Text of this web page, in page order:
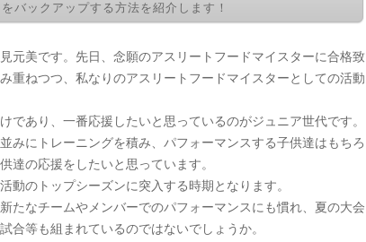
バックアップする方法を紹介します！
美です。先日、念願のアスリートフードマイスターに合格致
重ねつつ、私なりのアスリートフードマイスターとしての活動
であり、一番応援したいと思っているのがジュニア世代です。
みにトレーニングを積み、パフォーマンスする子供達はもちろ
達の応援をしたいと思っています。
動のトップシーズンに突入する時期となります。
たなチームやメンバーでのパフォーマンスにも慣れ、夏の大会
合等も組まれているのではないでしょうか。